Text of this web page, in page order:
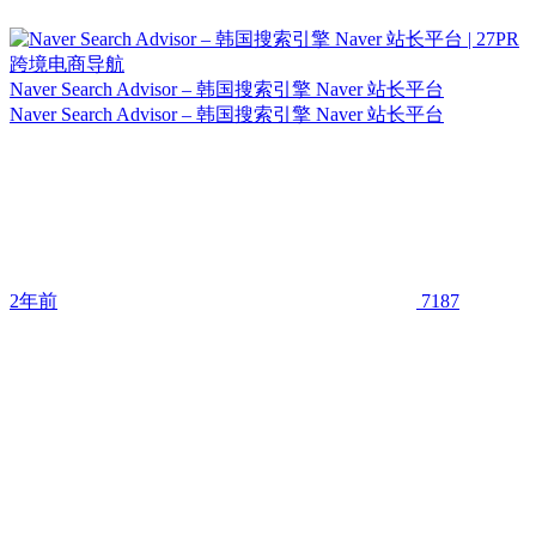
Naver Search Advisor – 韩国搜索引擎 Naver 站长平台
Naver Search Advisor – 韩国搜索引擎 Naver 站长平台
2年前 7187